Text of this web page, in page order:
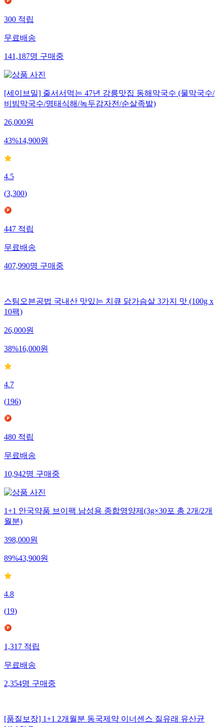
300적립
무료배송
141,187명구매중
[세이브밀] 줄서서먹는 47년 강릉맛집 동해막국수 (물막국수/
비빔막국수/명태식해/녹두감자전/순살족발)
26,000원
43%14,900원
4.5
(3,300)
447적립
무료배송
407,990명구매중
스팀오븐공법 국내산 맛있는 치큐 닭가슴살 3가지 맛 (100g x
10팩)
26,000원
38%16,000원
4.7
(196)
480적립
무료배송
10,942명구매중
1+1 안국약품 브이팩 남성용 종합영양제(3g×30포 총 2개/2개
월분)
398,000원
89%43,900원
4.8
(19)
1,317적립
무료배송
2,354명구매중
[품질보장] 1+1 2개월분 동국제약 이너센스 질유래 유산균